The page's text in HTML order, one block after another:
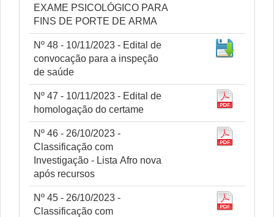
EXAME PSICOLÓGICO PARA
FINS DE PORTE DE ARMA
Nº 48 - 10/11/2023 - Edital de
convocação para a inspeção
de saúde
Nº 47 - 10/11/2023 - Edital de
homologação do certame
Nº 46 - 26/10/2023 -
Classificação com
Investigação - Lista Afro nova
após recursos
Nº 45 - 26/10/2023 -
Classificação com